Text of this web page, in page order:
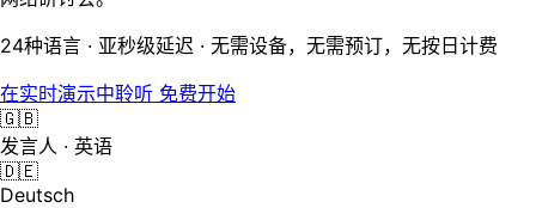
24种语言 · 亚秒级延迟 · 无需设备，无需预订，无按日计费
在实时演示中聆听 免费开始
🇬🇧
发言人 · 英语
🇩🇪
Deutsch